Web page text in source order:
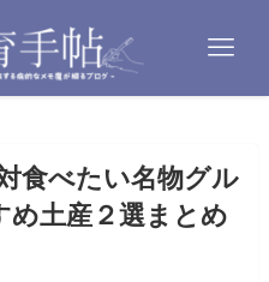
食べたい名物グル
め土産２選まとめ